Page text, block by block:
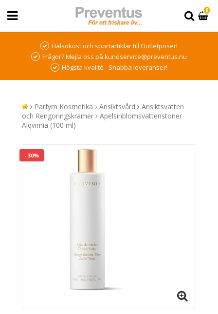
0
Hälsokost och sportartiklar till Outletpriser!
Frågor? Mejla oss på kundservice@preventus.nu
Högsta kvalité - Snabba leveranser!
Parfym Kosmetika Ansiktsvård
Ansiktsvatten
och Rengöringskrämer
Apelsinblomsvattenstoner
Alqvimia (100 ml)
- 30%